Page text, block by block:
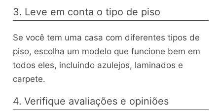
3. Leve em conta o tipo de piso
Se você tem uma casa com diferentes tipos de
piso, escolha um modelo que funcione bem em
todos eles, incluindo azulejos, laminados e
carpete.
4. Verifique avaliações e opiniões